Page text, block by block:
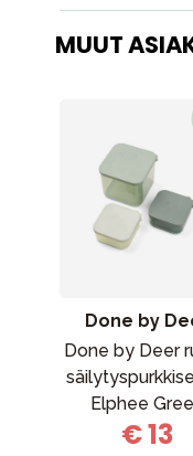
MUUT
Done by
Done by Deer
Elphee
€ 13